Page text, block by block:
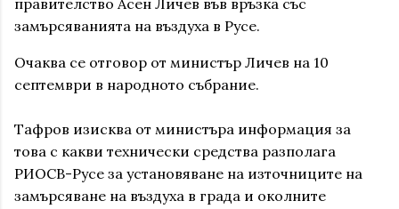
замърсяванията на въздуха в Русе.
Очаква се отговор от министър Личев на 10
септември в народното събрание.
Тафров изисква от министъра информация за
това с какви технически средства разполага
РИОСВ-Русе за установяване на източниците на
замърсяване на въздуха в града и околните